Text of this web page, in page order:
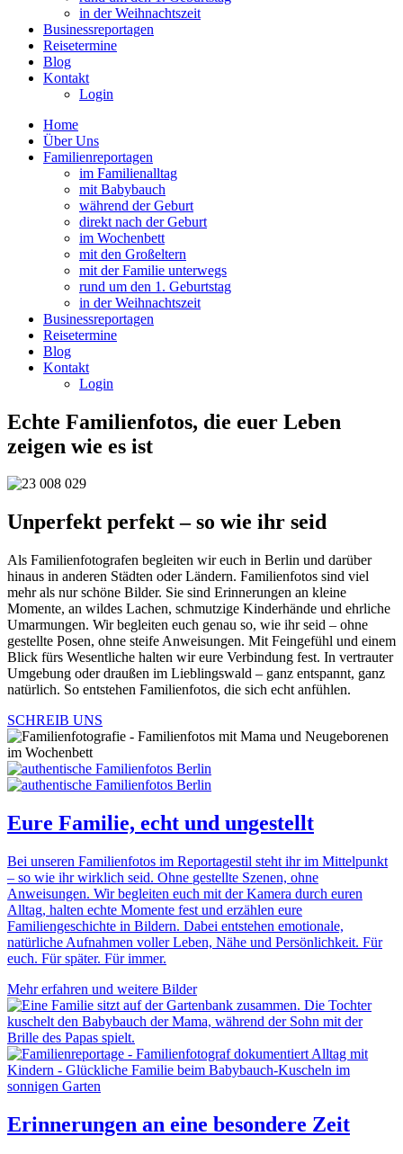
in der Weihnachtszeit
Businessreportagen
Reisetermine
Blog
Kontakt
Login
Home
Über Uns
Familienreportagen
im Familienalltag
mit Babybauch
während der Geburt
direkt nach der Geburt
im Wochenbett
mit den Großeltern
mit der Familie unterwegs
rund um den 1. Geburtstag
in der Weihnachtszeit
Businessreportagen
Reisetermine
Blog
Kontakt
Login
Echte Familienfotos, die euer Leben
zeigen wie es ist
Unperfekt perfekt – so wie ihr seid
Als Familienfotografen begleiten wireuch in Berlin und darüber
hinaus in anderen Städten oder Ländern. Familienfotos sind viel
mehrals nurschöne Bilder. Sie sind Erinnerungen an kleine
Momente, an wildes Lachen, schmutzige Kinderhände und ehrliche
Umarmungen. Wirbegleiten euch genau so, wie ihrseid – ohne
gestellte Posen, ohne steife Anweisungen. Mit Feingefühl und einem
Blick fürs Wesentliche halten wireure Verbindung fest. In vertrauter
Umgebung oderdraußen im Lieblingswald – ganz entspannt, ganz
natürlich. So entstehen Familienfotos, die sich echt anfühlen.
SCHREIB UNS
Eure Familie, echt und ungestellt
Bei unseren Familienfotos im Reportagestil steht ihrim Mittelpunkt
– so wie ihrwirklich seid. Ohne gestellte Szenen, ohne
Anweisungen. Wirbegleiten euch mit derKamera durch euren
Alltag, halten echte Momente fest und erzählen eure
Familiengeschichte in Bildern. Dabei entstehen emotionale,
natürliche Aufnahmen vollerLeben, Nähe und Persönlichkeit. Für
euch. Fürspäter. Fürimmer.
Mehr erfahren und weitere Bilder
Erinnerungen an eine besondere Zeit